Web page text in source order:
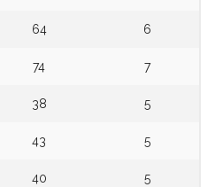
64 6
74 7
38 5
43 5
40 5